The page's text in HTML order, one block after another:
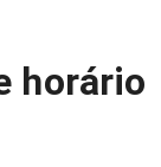
horário